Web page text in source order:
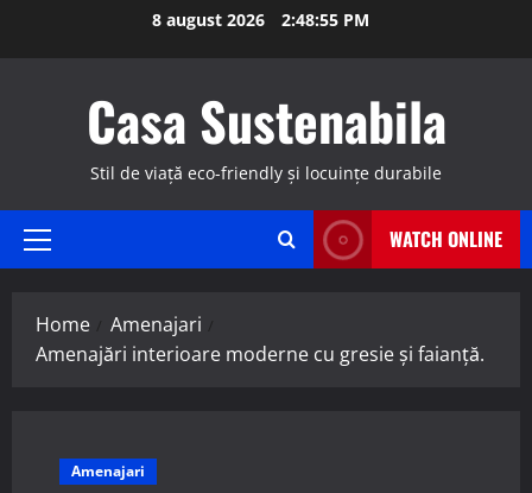
8 august 2026 2:48:56 PM
Casa Sustenabila
Stil de viață eco-friendly și locuințe durabile
Primary
WATCH ONLINE
Home
Amenajari
Amenajări interioare moderne cu gresie și faianță.
Amenajari